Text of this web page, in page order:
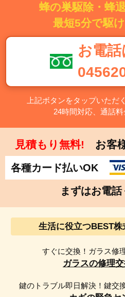
川崎市・川崎区・幸区・中原区
区・麻生区・相模原市・緑区・
平塚市・鎌倉市・藤沢市・小田
三浦市・秦野市・厚木市・大和
座間市・南足柄市・綾瀬市・葉
宮町・中井町・大井町・松田町
町・真鶴町・湯河原町・愛川町
【千葉県】千葉市・中央区・花
緑区・美浜区・銚子市・市川市
市・松戸市・野田市・茂原市・
旭市・習志野市・柏市・勝浦市
市・我孫子市・鴨川市・鎌ケ谷
市・四街道市・袖ケ浦市・八街
市・南房総市・匝瑳市・香取市
白里市・酒々井町・栄町・神崎
央区・桜区・浦和区・南区・緑
市・川口市・行田市・秩父市・
深谷市・上尾市・草加市・越
蜂の巣駆除・蜂
最短5分で駆
お電
上記ボタンをタップいただ
24時間対応、通話料
見積もり無料! お客
各種カード払いOK
まずはお電
生活に役立つBEST
すぐに交換！ガラス修
ガラスの修理
鍵のトラブル即日解決！鍵交